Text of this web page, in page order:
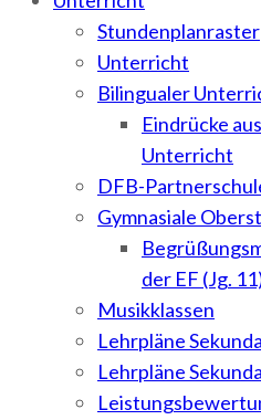
Stundenplanraster
Unterricht
Bilingualer
Eindrücke
Unterricht
DFB-
Gymnasiale
der EF (Jg.
Musikklassen
Lehrpläne
Lehrpläne